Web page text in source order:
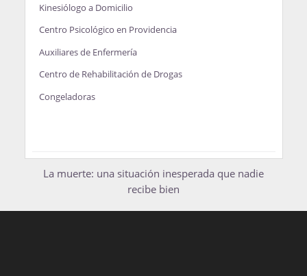
Kinesiólogo a Domicilio
Centro Psicológico en Providencia
Auxiliares de Enfermería
Centro de Rehabilitación de Drogas
Congeladoras
La muerte: una situación inesperada que nadie
recibe bien